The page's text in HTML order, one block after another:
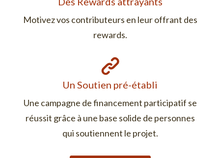
Motivez vos contributeurs en leur offrant des
rewards.
Un Soutien pré-établi
Une campagne de financement participatif se
réussit grâce à une base solide de personnes
qui soutiennent le projet.